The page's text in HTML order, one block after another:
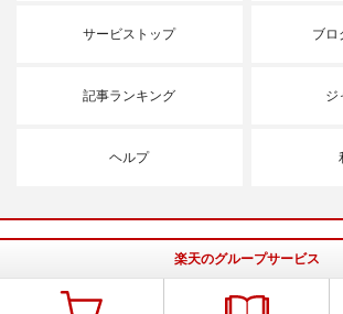
サービストップ ブロ
記事ランキング ジ
ヘルプ
楽天のグループサービス